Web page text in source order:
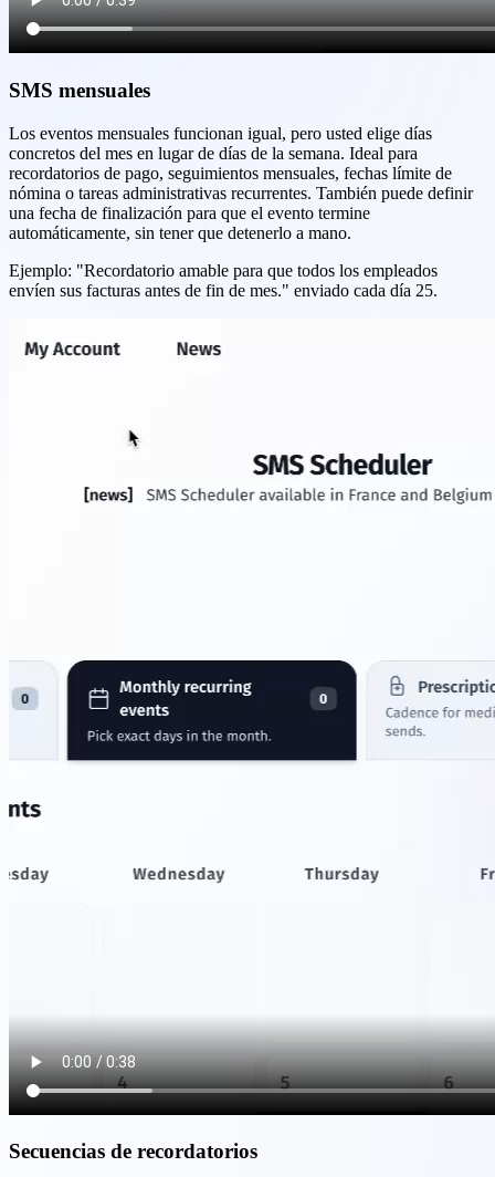
SMS mensuales
Los eventos mensuales funcionan igual, pero usted elige días
concretos del mes en lugar de días de la semana. Ideal para
recordatorios de pago, seguimientos mensuales, fechas límite de
nómina o tareas administrativas recurrentes. También puede definir
una fecha de finalización para que el evento termine
automáticamente, sin tener que detenerlo a mano.
Ejemplo: "Recordatorio amable para que todos los empleados
envíen sus facturas antes de fin de mes." enviado cada día 25.
Secuencias de recordatorios